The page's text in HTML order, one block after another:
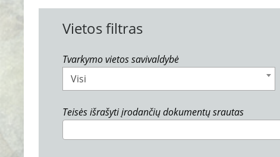
Vietos filtras
Tvarkymo vietos savivaldybė
Visi
Teisės išrašyti įrodančių dokumentų srautas